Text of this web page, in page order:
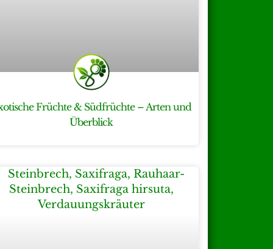
Früchte & Südfrüchte – Arten und
Überblick